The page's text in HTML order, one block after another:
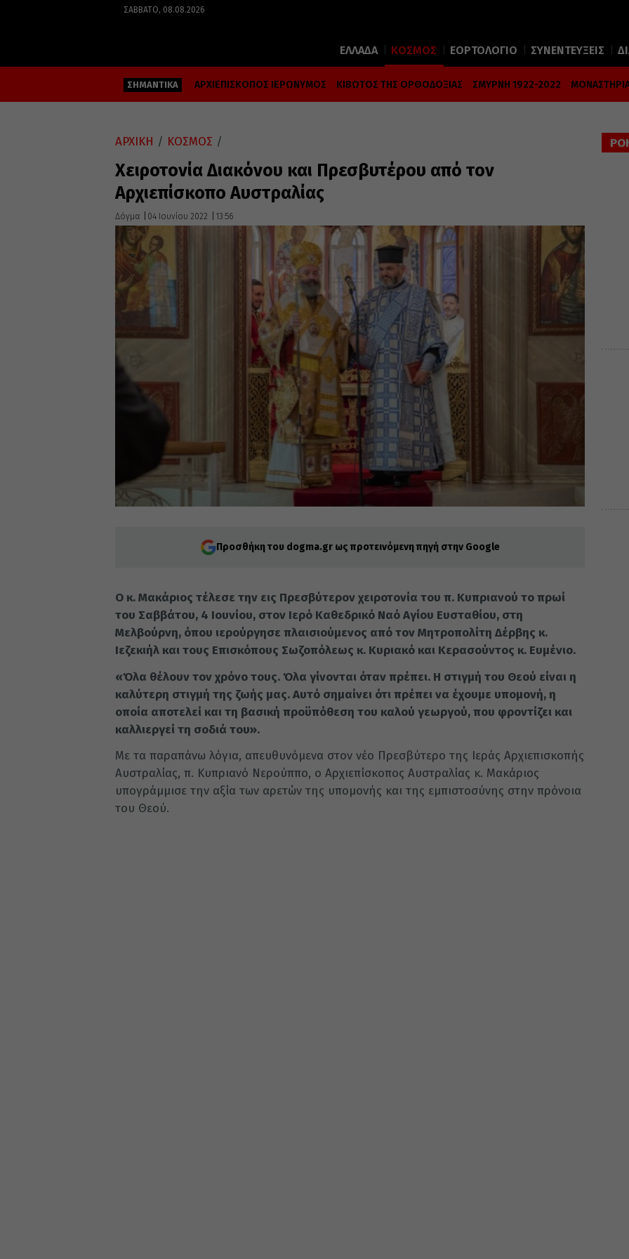
ΣΆΒΒΑΤΟ, 08.08.2026
ΕΛΛΑΔΑ ΚΟΣΜΟΣ ΕΟΡΤΟΛΟΓΙΟ ΣΥΝΕΝΤΕΥΞΕΙΣ
ΣΗΜΑΝΤΙΚΑ ΑΡΧΙΕΠΙΣΚΟΠΟΣ ΙΕΡΩΝΥΜΟΣ ΚΙΒΩΤΟΣ ΤΗΣ ΟΡΘΟΔΟΞΙΑΣ ΣΜΥΡΝΗ 1922-2022
ΑΡΧΙΚΗ / ΚΟΣΜΟΣ /
Χειροτονία Διακόνου και Πρεσβυτέρου από τον
Αρχιεπίσκοπο Αυστραλίας
Δόγμα 04 Ιουνίου 2022 13:56
Προσθήκη του dogma.gr ως προτεινόμενη πηγή στην Google
Ο κ. Μακάριος τέλεσε την εις Πρεσβύτερον χειροτονία του π. Κυπριανού το πρωί
του Σαββάτου, 4 Ιουνίου, στον Ιερό Καθεδρικό Ναό Αγίου Ευσταθίου, στη
Μελβούρνη, όπου ιερούργησε πλαισιούμενος από τον Μητροπολίτη Δέρβης κ.
Ιεζεκιήλ και τους Επισκόπους Σωζοπόλεως κ. Κυριακό και Κερασούντος κ. Ευμένιο.
«Όλα θέλουν τον χρόνο τους. Όλα γίνονται όταν πρέπει. Η στιγμή του Θεού είναι η
καλύτερη στιγμή της ζωής μας. Αυτό σημαίνει ότι πρέπει να έχουμε υπομονή, η
οποία αποτελεί και τη βασική προϋπόθεση του καλού γεωργού, που φροντίζει και
καλλιεργεί τη σοδιά του».
Με τα παραπάνω λόγια, απευθυνόμενα στον νέο Πρεσβύτερο της Ιεράς Αρχιεπισκοπής
Αυστραλίας, π. Κυπριανό Νερούππο, ο Αρχιεπίσκοπος Αυστραλίας κ. Μακάριος
υπογράμμισε την αξία των αρετών της υπομονής και της εμπιστοσύνης στην πρόνοια
του Θεού.